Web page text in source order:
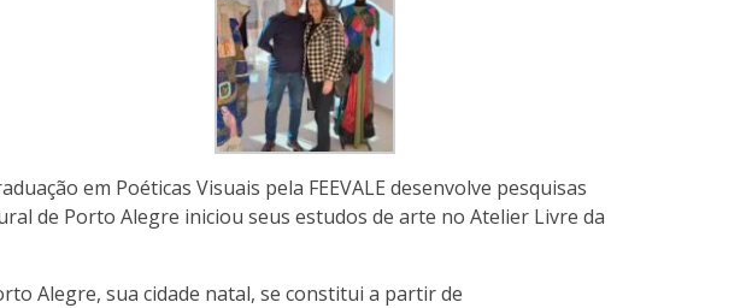
em Poéticas Visuais pela FEEVALE desenvolve pesquisas
de Porto Alegre iniciou seus estudos de arte no Atelier Livre da
Alegre, sua cidade natal, se constitui a partir de